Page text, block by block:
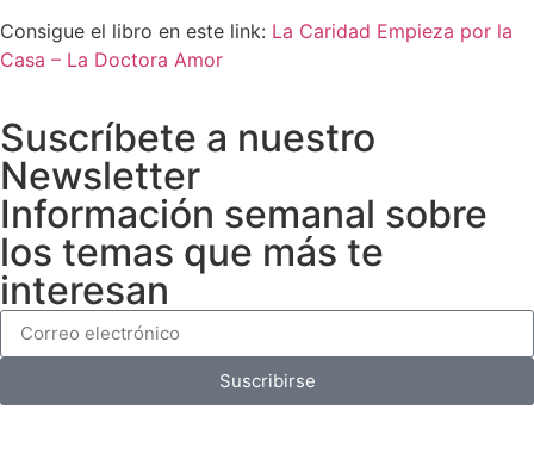
Consigue el libro en este link: La Caridad Empieza por la
Casa – La Doctora Amor
Suscríbete a nuestro
Newsletter
Información semanal sobre
los temas que más te
interesan
Suscribirse